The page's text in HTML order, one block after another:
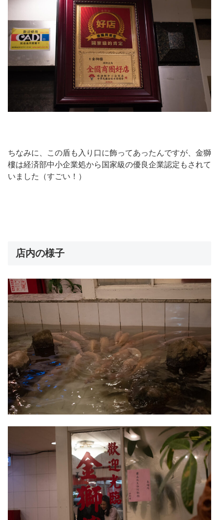
ちなみに、この盾も入り口に飾ってあったんですが、金獅
樓は経済部中小企業処から国家級の優良企業認定もされて
いました（すごい！）
店内の様子